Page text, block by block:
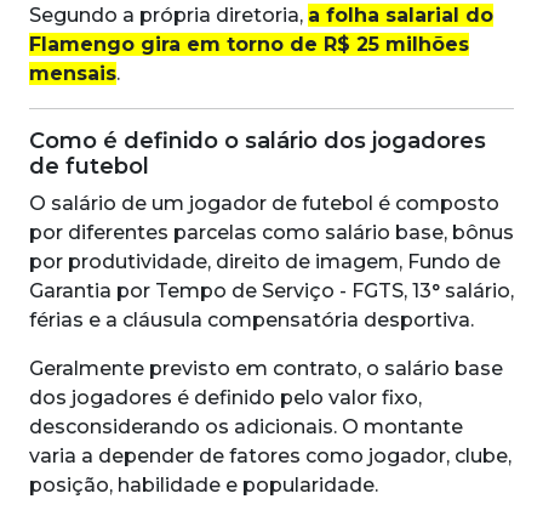
Segundo a própria diretoria, a folha salarial do
Flamengo gira em torno de R$ 25 milhões
mensais.
Como é definido o salário dos jogadores
de futebol
O salário de um jogador de futebol é composto
por diferentes parcelas como salário base, bônus
por produtividade, direito de imagem, Fundo de
Garantia por Tempo de Serviço - FGTS, 13° salário,
férias e a cláusula compensatória desportiva.
Geralmente previsto em contrato, o salário base
dos jogadores é definido pelo valor fixo,
desconsiderando os adicionais. O montante
varia a depender de fatores como jogador, clube,
posição, habilidade e popularidade.